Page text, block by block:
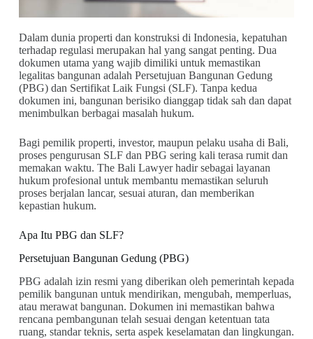
Dalam dunia properti dan konstruksi di Indonesia, kepatuhan
terhadap regulasi merupakan hal yang sangat penting. Dua
dokumen utama yang wajib dimiliki untuk memastikan
legalitas bangunan adalah Persetujuan Bangunan Gedung
(PBG) dan Sertifikat Laik Fungsi (SLF). Tanpa kedua
dokumen ini, bangunan berisiko dianggap tidak sah dan dapat
menimbulkan berbagai masalah hukum.
Bagi pemilik properti, investor, maupun pelaku usaha di Bali,
proses pengurusan SLF dan PBG sering kali terasa rumit dan
memakan waktu. The Bali Lawyer hadir sebagai layanan
hukum profesional untuk membantu memastikan seluruh
proses berjalan lancar, sesuai aturan, dan memberikan
kepastian hukum.
Apa Itu PBG dan SLF?
Persetujuan Bangunan Gedung (PBG)
PBG adalah izin resmi yang diberikan oleh pemerintah kepada
pemilik bangunan untuk mendirikan, mengubah, memperluas,
atau merawat bangunan. Dokumen ini memastikan bahwa
rencana pembangunan telah sesuai dengan ketentuan tata
ruang, standar teknis, serta aspek keselamatan dan lingkungan.